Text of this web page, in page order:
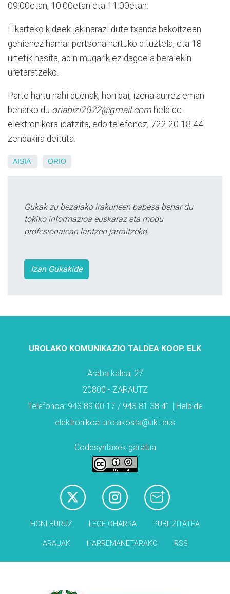
09:00etan, 10:00etan eta 11:00etan.
Elkarteko kideek jakinarazi dute txanda bakoitzean
gehienez hamar pertsona hartuko dituztela, eta 18
urtetik hasita, adin mugarik ez dagoela beraiekin
uretaratzeko.
Parte hartu nahi duenak, hori bai, izena aurrez eman
beharko du oriabizi2022@gmail.com helbide
elektronikora idatzita, edo telefonoz, 722 20 18 44
zenbakira deituta.
AISIA ORIO
Gukak zu bezalako irakurleen babesa behar du
tokiko informazioa euskaraz eta modu
profesionalean lantzen jarraitzeko.
Izan Gukakide
UROLAKO KOMUNIKAZIO TALDEA KOOP. ELK
Araba kalea, 27
20800 - ZARAUTZ
Telefonoa: 943 89 00 17 / 943 81 38 41 | Helbide
elektronikoa: urolakosta@ukt.eus
Codesyntaxek garatua
HONI BURUZ LEGE OHARRA PUBLIZITATEA
ARAUAK HARREMANETARAKO RSS